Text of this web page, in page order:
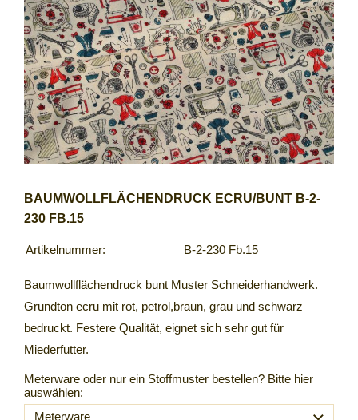
BAUMWOLLFLÄCHENDRUCK ECRU/BUNT B-2-
230 FB.15
Artikelnummer: B-2-230 Fb.15
Baumwollflächendruck bunt Muster Schneiderhandwerk.
Grundton ecru mit rot, petrol,braun, grau und schwarz
bedruckt. Festere Qualität, eignet sich sehr gut für
Miederfutter.
Meterware oder nur ein Stoffmuster bestellen? Bitte hier
auswählen: